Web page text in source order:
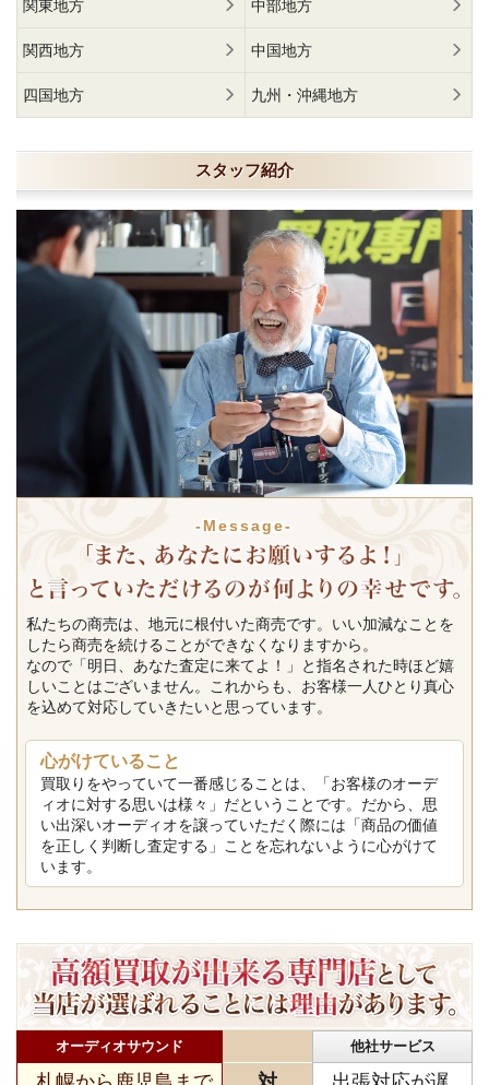
関東地方 中部地方
関西地方 中国地方
四国地方 九州・沖縄地方
スタッフ紹介
-Message-
私たちの商売は、地元に根付いた商売です。いい加減なことを
したら商売を続けることができなくなりますから。
なので「明日、あなた査定に来てよ！」と指名された時ほど嬉
しいことはございません。これからも、お客様一人ひとり真心
を込めて対応していきたいと思っています。
心がけていること
買取りをやっていて一番感じることは、「お客様のオーデ
ィオに対する思いは様々」だということです。だから、思
い出深いオーディオを譲っていただく際には「商品の価値
を正しく判断し査定する」ことを忘れないように心がけて
います。
オーディオサウンド 他社サービス